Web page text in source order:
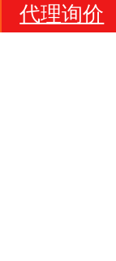
代理询价